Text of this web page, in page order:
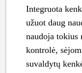
Integruota
užuot daug
naudoja tokius
kontrolė,
suvaldytų